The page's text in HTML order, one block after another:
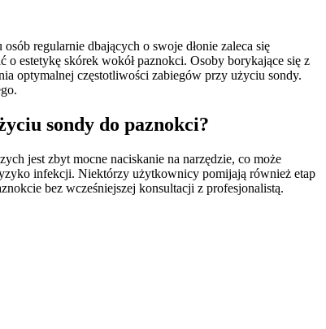
regularnie dbających o swoje dłonie zaleca się
estetykę skórek wokół paznokci. Osoby borykające się z
optymalnej częstotliwości zabiegów przy użyciu sondy.
sondy do paznokci?
jest zbyt mocne naciskanie na narzędzie, co może
infekcji. Niektórzy użytkownicy pomijają również etap
bez wcześniejszej konsultacji z profesjonalistą.